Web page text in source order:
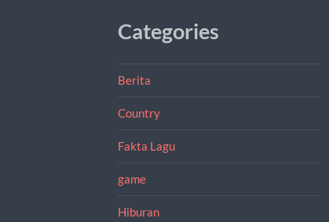
Categories
Berita
Country
Fakta Lagu
game
Hiburan